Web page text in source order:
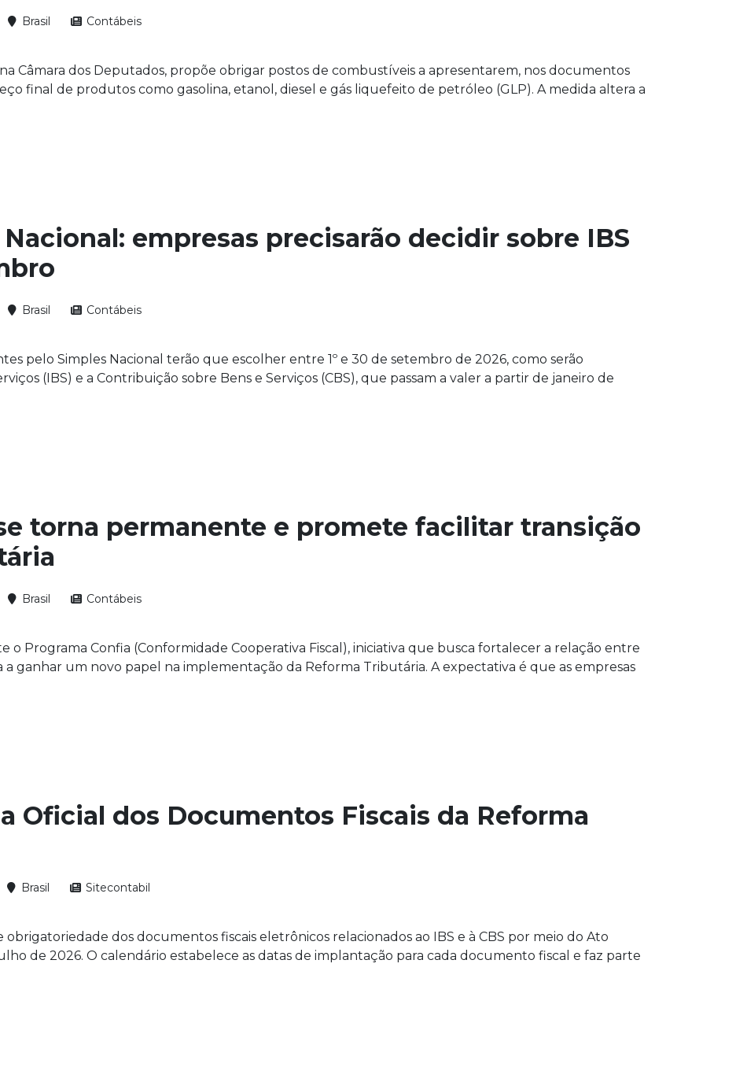
Brasil Contábeis
Câmara dos Deputados, propõe obrigar postos de combustíveis a apresentarem, nos documentos
final de produtos como gasolina, etanol, diesel e gás liquefeito de petróleo (GLP). A medida altera a
empresas precisarão decidir sobre IBS
Brasil Contábeis
pelo Simples Nacional terão que escolher entre 1º e 30 de setembro de 2026, como serão
(IBS) e a Contribuição sobre Bens e Serviços (CBS), que passam a valer a partir de janeiro de
torna permanente e promete facilitar transição
Brasil Contábeis
Programa Confia (Conformidade Cooperativa Fiscal), iniciativa que busca fortalecer a relação entre
a ganhar um novo papel na implementação da Reforma Tributária. A expectativa é que as empresas
Oficial dos Documentos Fiscais da Reforma
Brasil Sitecontabil
dos documentos fiscais eletrônicos relacionados ao IBS e à CBS por meio do Ato
de 2026. O calendário estabelece as datas de implantação para cada documento fiscal e faz parte